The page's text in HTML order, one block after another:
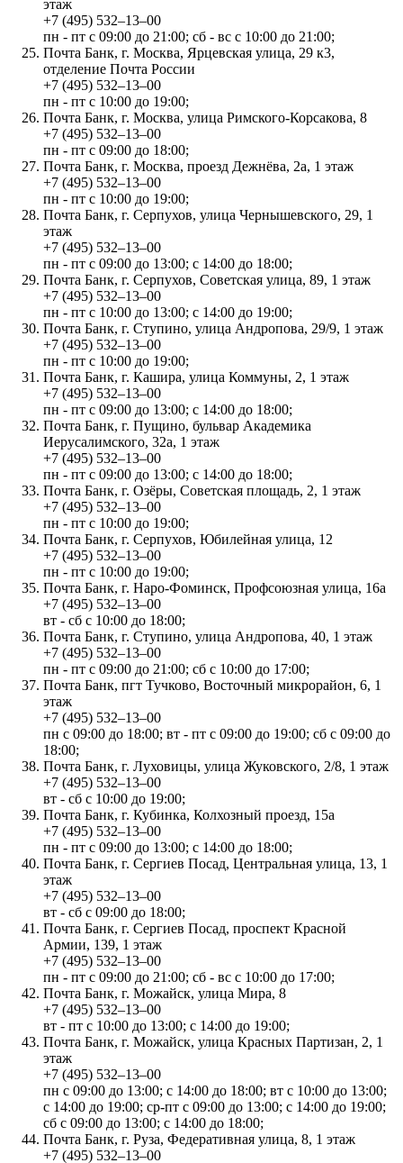
этаж
+7 (495) 532‒13‒00
пн - пт с 09:00 до 21:00; сб - вс с 10:00 до 21:00;
Почта Банк, г. Москва, Ярцевская улица, 29 к3,
отделение Почта России
+7 (495) 532‒13‒00
пн - пт с 10:00 до 19:00;
Почта Банк, г. Москва, улица Римского-Корсакова, 8
+7 (495) 532‒13‒00
пн - пт с 09:00 до 18:00;
Почта Банк, г. Москва, проезд Дежнёва, 2а, 1 этаж
+7 (495) 532‒13‒00
пн - пт с 10:00 до 19:00;
Почта Банк, г. Серпухов, улица Чернышевского, 29, 1
этаж
+7 (495) 532‒13‒00
пн - пт с 09:00 до 13:00; с 14:00 до 18:00;
Почта Банк, г. Серпухов, Советская улица, 89, 1 этаж
+7 (495) 532‒13‒00
пн - пт с 10:00 до 13:00; с 14:00 до 19:00;
Почта Банк, г. Ступино, улица Андропова, 29/9, 1 этаж
+7 (495) 532‒13‒00
пн - пт с 10:00 до 19:00;
Почта Банк, г. Кашира, улица Коммуны, 2, 1 этаж
+7 (495) 532‒13‒00
пн - пт с 09:00 до 13:00; с 14:00 до 18:00;
Почта Банк, г. Пущино, бульвар Академика
Иерусалимского, 32а, 1 этаж
+7 (495) 532‒13‒00
пн - пт с 09:00 до 13:00; с 14:00 до 18:00;
Почта Банк, г. Озёры, Советская площадь, 2, 1 этаж
+7 (495) 532‒13‒00
пн - пт с 10:00 до 19:00;
Почта Банк, г. Серпухов, Юбилейная улица, 12
+7 (495) 532‒13‒00
пн - пт с 10:00 до 19:00;
Почта Банк, г. Наро-Фоминск, Профсоюзная улица, 16а
+7 (495) 532‒13‒00
вт - сб с 10:00 до 18:00;
Почта Банк, г. Ступино, улица Андропова, 40, 1 этаж
+7 (495) 532‒13‒00
пн - пт с 09:00 до 21:00; сб с 10:00 до 17:00;
Почта Банк, пгт Тучково, Восточный микрорайон, 6, 1
этаж
+7 (495) 532‒13‒00
пн с 09:00 до 18:00; вт - пт с 09:00 до 19:00; сб с 09:00 до
18:00;
Почта Банк, г. Луховицы, улица Жуковского, 2/8, 1 этаж
+7 (495) 532‒13‒00
вт - сб с 10:00 до 19:00;
Почта Банк, г. Кубинка, Колхозный проезд, 15а
+7 (495) 532‒13‒00
пн - пт с 09:00 до 13:00; с 14:00 до 18:00;
Почта Банк, г. Сергиев Посад, Центральная улица, 13, 1
этаж
+7 (495) 532‒13‒00
вт - сб с 09:00 до 18:00;
Почта Банк, г. Сергиев Посад, проспект Красной
Армии, 139, 1 этаж
+7 (495) 532‒13‒00
пн - пт с 09:00 до 21:00; сб - вс с 10:00 до 17:00;
Почта Банк, г. Можайск, улица Мира, 8
+7 (495) 532‒13‒00
вт - пт с 10:00 до 13:00; с 14:00 до 19:00;
Почта Банк, г. Можайск, улица Красных Партизан, 2, 1
этаж
+7 (495) 532‒13‒00
пн с 09:00 до 13:00; с 14:00 до 18:00; вт с 10:00 до 13:00;
с 14:00 до 19:00; ср-пт с 09:00 до 13:00; с 14:00 до 19:00;
сб с 09:00 до 13:00; с 14:00 до 18:00;
Почта Банк, г. Руза, Федеративная улица, 8, 1 этаж
+7 (495) 532‒13‒00